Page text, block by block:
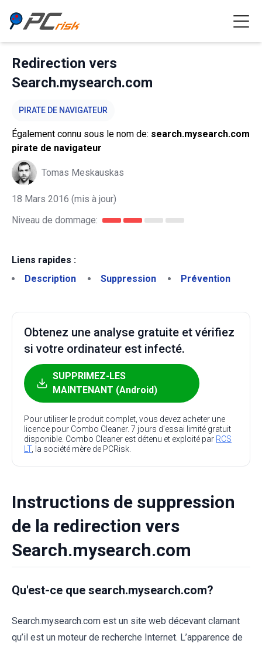
Redirection vers
Search.mysearch.com
PIRATE DE NAVIGATEUR
Également connu sous le nom de: search.mysearch.com
pirate de navigateur
Tomas Meskauskas
18 Mars 2016 (mis à jour)
Niveau de dommage:
Liens rapides :
Description
Suppression Prévention
Obtenez une analyse gratuite et vérifiez
si votre ordinateur est infecté.
SUPPRIMEZ-LES
MAINTENANT (Android)
Pour utiliser le produit complet, vous devez acheter une
licence pour Combo Cleaner. 7 jours d’essai limité gratuit
disponible. Combo Cleaner est détenu et exploité par RCS
LT, la société mère de PCRisk.
Instructions de suppression
de la redirection vers
Search.mysearch.com
Qu'est-ce que search.mysearch.com?
Search.mysearch.com est un site web décevant clamant
qu’il est un moteur de recherche Internet. L’apparence de